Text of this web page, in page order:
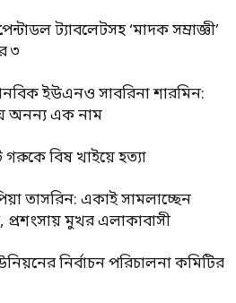
ট্যাবলেটসহ ‘মাদক সম্রাজ্ঞী’
৩
ইউএনও সাবরিনা শারমিন:
অনন্য এক নাম
গরুকে বিষ খাইয়ে হত্যা
তাসরিন: একাই সামলাচ্ছেন
প্রশংসায় মুখর এলাকাবাসী
নির্বাচন পরিচালনা কমিটির